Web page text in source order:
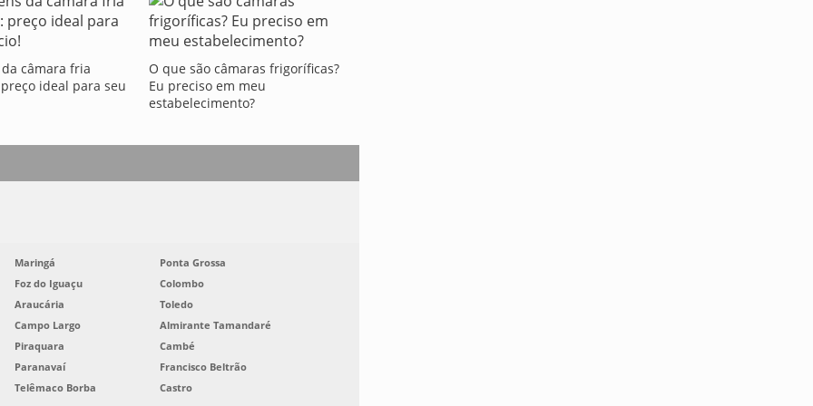
câmara fria
ideal para seu
O que são câmaras frigoríficas?
Eu preciso em meu
estabelecimento?
Maringá
Ponta Grossa
Foz do Iguaçu
Colombo
Araucária
Toledo
Campo Largo
Almirante Tamandaré
Piraquara
Cambé
Paranavaí
Francisco Beltrão
Telêmaco Borba
Castro